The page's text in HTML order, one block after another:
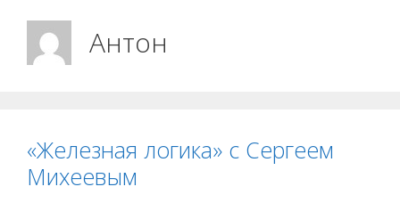
Антон
«Железная логика» с Сергеем
Михеевым